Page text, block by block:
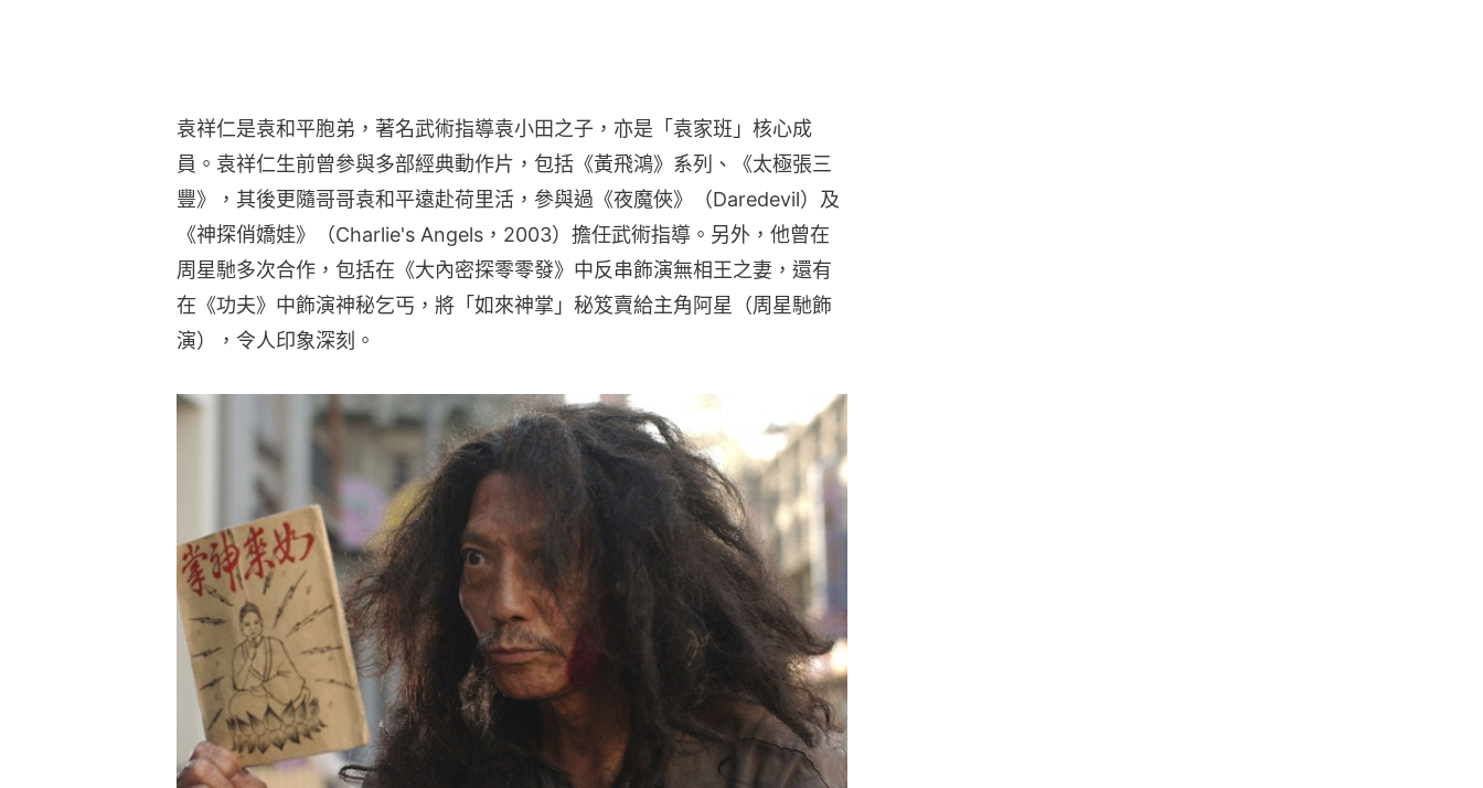
袁祥仁是袁和平胞弟，著名武術指導袁小田之子，亦是「袁家班」核心成
員。袁祥仁生前曾參與多部經典動作片，包括《黃飛鴻》系列、《太極張三
豐》，其後更隨哥哥袁和平遠赴荷里活，參與過《夜魔俠》（Daredevil）及
《神探俏嬌娃》（Charlie's Angels，2003）擔任武術指導。另外，他曾在
周星馳多次合作，包括在《大內密探零零發》中反串飾演無相王之妻，還有
在《功夫》中飾演神秘乞丐，將「如來神掌」秘笈賣給主角阿星（周星馳飾
演），令人印象深刻。